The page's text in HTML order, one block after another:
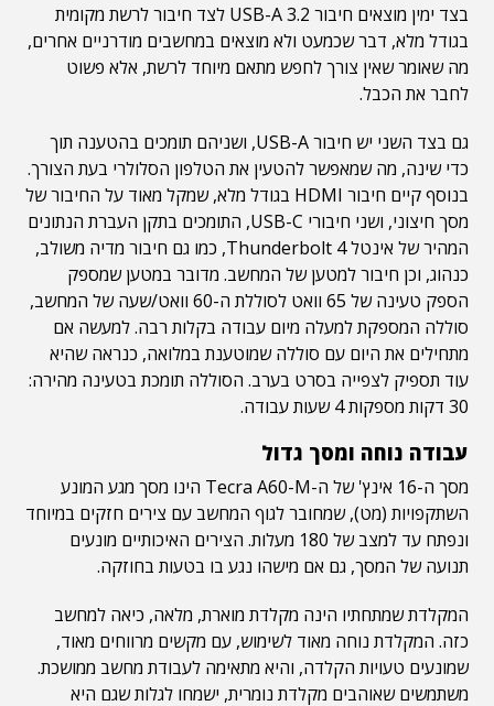
בצד ימין מוצאים חיבור USB-A 3.2 לצד חיבור לרשת מקומית
בגודל מלא, דבר שכמעט ולא מוצאים במחשבים מודרניים אחרים,
מה שאומר שאין צורך לחפש מתאם מיוחד לרשת, אלא פשוט
לחבר את הכבל.
גם בצד השני יש חיבור USB-A, ושניהם תומכים בהטענה תוך
כדי שינה, מה שמאפשר להטעין את הטלפון הסלולרי בעת הצורך.
בנוסף קיים חיבור HDMI בגודל מלא, שמקל מאוד על החיבור של
מסך חיצוני, ושני חיבורי USB-C, התומכים בתקן העברת הנתונים
המהיר של אינטל Thunderbolt 4, כמו גם חיבור מדיה משולב,
כנהוג, וכן חיבור למטען של המחשב. מדובר במטען שמספק
הספק טעינה של 65 וואט לסוללת ה-60 וואט/שעה של המחשב,
סוללה המספקת למעלה מיום עבודה בקלות רבה. למעשה אם
מתחילים את היום עם סוללה שמוטענת במלואה, כנראה שהיא
עוד תספיק לצפייה בסרט בערב. הסוללה תומכת בטעינה מהירה:
30 דקות מספקות 4 שעות עבודה.
עבודה נוחה ומסך גדול
מסך ה-16 אינץ' של ה-Tecra A60-M הינו מסך מגע המונע
השתקפויות (מט), שמחובר לגוף המחשב עם צירים חזקים במיוחד
ונפתח עד למצב של 180 מעלות. הצירים האיכותיים מונעים
תנועה של המסך, גם אם מישהו נגע בו בטעות בחוזקה.
המקלדת שמתחתיו הינה מקלדת מוארת, מלאה, כיאה למחשב
כזה. המקלדת נוחה מאוד לשימוש, עם מקשים מרווחים מאוד,
שמונעים טעויות הקלדה, והיא מתאימה לעבודת מחשב ממושכת.
משתמשים שאוהבים מקלדת נומרית, ישמחו לגלות שגם היא